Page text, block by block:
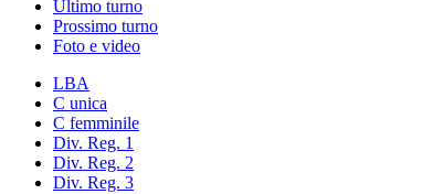
Ultimo turno
Prossimo turno
Foto e video
LBA
C unica
C femminile
Div. Reg. 1
Div. Reg. 2
Div. Reg. 3